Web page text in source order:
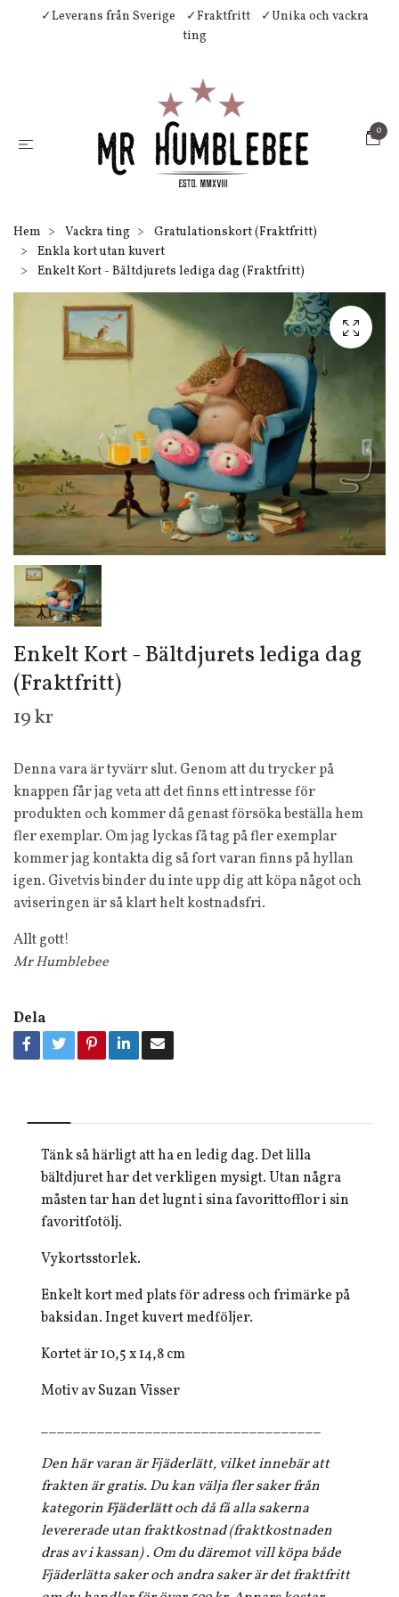
✓Leverans från Sverige ✓Fraktfritt
✓Unika och vackra
ting
0
Hem Vackra ting
Gratulationskort (Fraktfritt)
Enkla kort utan kuvert
Enkelt Kort - Bältdjurets lediga dag (Fraktfritt)
Enkelt Kort - Bältdjurets lediga dag
(Fraktfritt)
19 kr
Denna vara är tyvärr slut. Genom att du trycker på
knappen får jag veta att det finns ett intresse för
produkten och kommer då genast försöka beställa hem
fler exemplar. Om jag lyckas få tag på fler exemplar
kommer jag kontakta dig så fort varan finns på hyllan
igen. Givetvis binder du inte upp dig att köpa något och
aviseringen är så klart helt kostnadsfri.
Allt gott!
Mr Humblebee
Dela
Tänk så härligt att ha en ledig dag. Det lilla
bältdjuret har det verkligen mysigt. Utan några
måsten tar han det lugnt i sina favorittofflor i sin
favoritfotölj.
Vykortsstorlek.
Enkelt kort med plats för adress och frimärke på
baksidan. Inget kuvert medföljer.
Kortet är 10,5 x 14,8 cm
Motiv av Suzan Visser
___________________________________
Den här varan är Fjäderlätt, vilket innebär att
frakten är gratis. Du kan välja fler saker från
kategorinFjäderlättoch då få alla sakerna
levererade utan fraktkostnad (fraktkostnaden
dras av i kassan) . Om du däremot vill köpa både
Fjäderlätta saker och andra saker är det fraktfritt